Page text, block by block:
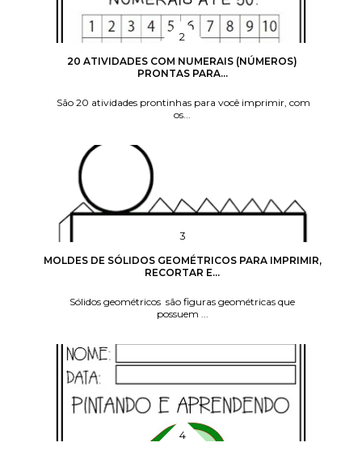
20 ATIVIDADES COM NUMERAIS (NÚMEROS)
PRONTAS PARA...
São 20 atividades prontinhas para você imprimir, com
os...
MOLDES DE SÓLIDOS GEOMÉTRICOS PARA IMPRIMIR,
RECORTAR E...
Sólidos geométricos são figuras geométricas que
possuem ...